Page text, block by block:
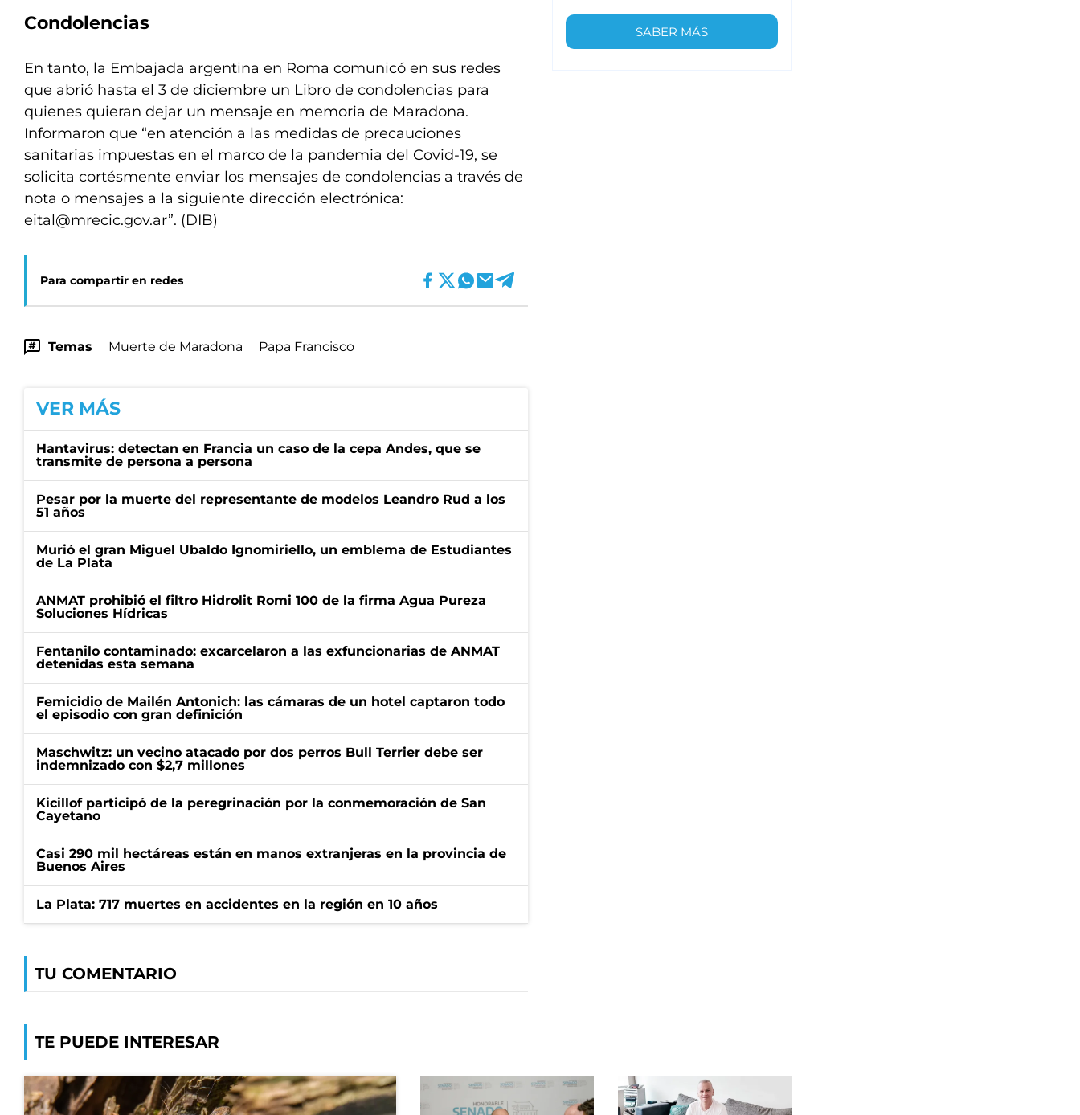
Condolencias
En tanto, la Embajada argentina en Roma comunicó en sus redes
que abrió hasta el 3 de diciembre un Libro de condolencias para
quienes quieran dejar un mensaje en memoria de Maradona.
Informaron que “en atención a las medidas de precauciones
sanitarias impuestas en el marco de la pandemia del Covid-19, se
solicita cortésmente enviar los mensajes de condolencias a través de
nota o mensajes a la siguiente dirección electrónica:
eital@mrecic.gov.ar”. (DIB)
Para compartir en redes
Temas Muerte de Maradona Papa Francisco
VER MÁS
Hantavirus: detectan en Francia un caso de la cepa Andes, que se
transmite de persona a persona
Pesar por la muerte del representante de modelos Leandro Rud a los
51 años
Murió el gran Miguel Ubaldo Ignomiriello, un emblema de Estudiantes
de La Plata
ANMAT prohibió el filtro Hidrolit Romi 100 de la firma Agua Pureza
Soluciones Hídricas
Fentanilo contaminado: excarcelaron a las exfuncionarias de ANMAT
detenidas esta semana
Femicidio de Mailén Antonich: las cámaras de un hotel captaron todo
el episodio con gran definición
Maschwitz: un vecino atacado por dos perros Bull Terrier debe ser
indemnizado con $2,7 millones
Kicillof participó de la peregrinación por la conmemoración de San
Cayetano
Casi 290 mil hectáreas están en manos extranjeras en la provincia de
Buenos Aires
La Plata: 717 muertes en accidentes en la región en 10 años
TU COMENTARIO
SABER MÁS
TE PUEDE INTERESAR